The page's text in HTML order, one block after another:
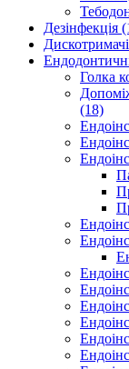
Дезінфекція
Голка
(18)